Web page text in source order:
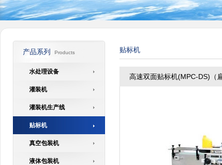
产品系列 Products
水处理设备
灌装机
灌装机生产线
贴标机
真空包装机
液体包装机
贴标机
高速双面贴标机(MPC-DS)（